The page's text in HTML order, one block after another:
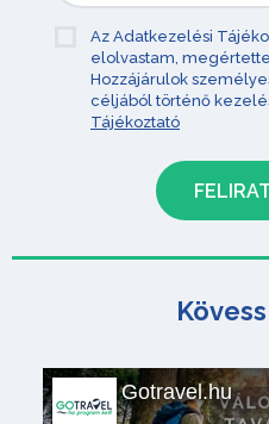
Az Adatkezelési
elolvastam,
Hozzájárulok
céljából történő
Tájékoztató
Gotravel.hu